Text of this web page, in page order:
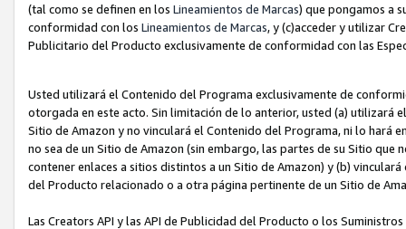
(tal como se definen en los Lineamientos de Marcas) que pongamos a
conformidad con los Lineamientos de Marcas, y (c)acceder y utilizar
Publicitario del Producto exclusivamente de conformidad con las
Usted utilizará el Contenido del Programa exclusivamente de
otorgada en este acto. Sin limitación de lo anterior, usted (a) utilizará
Sitio de Amazon y no vinculará el Contenido del Programa, ni lo hará
no sea de un Sitio de Amazon (sin embargo, las partes de su Sitio
contener enlaces a sitios distintos a un Sitio de Amazon) y (b)
del Producto relacionado o a otra página pertinente de un Sitio de
Las Creators API y las API de Publicidad del Producto o los